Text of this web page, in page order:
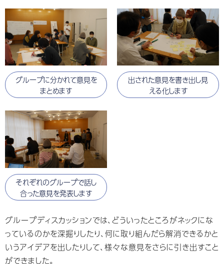
グループに分かれて意見を
まとめます
出された意見を書き出し見
える化します
それぞれのグループで話し
合った意見を発表します
グループディスカッションでは、どういったところがネックにな
っているのかを深掘りしたり、何に取り組んだら解消できるかと
いうアイデアを出したりして、様々な意⾒をさらに引き出すこと
ができました。